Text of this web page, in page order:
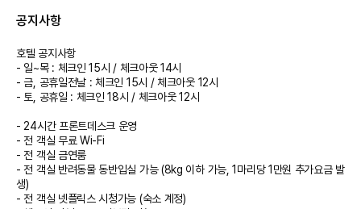
공지사항
호텔 공지사항
- 일~목 : 체크인 15시 / 체크아웃 14시
- 금, 공휴일전날 : 체크인 15시 / 체크아웃 12시
- 토, 공휴일 : 체크인 18시 / 체크아웃 12시
- 24시간 프론트데스크 운영
- 전 객실 무료 Wi-Fi
- 전 객실 금연룸
- 전 객실 반려동물 동반입실 가능 (8kg 이하 가능, 1마리당 1만원 추가요금 발
생)
- 전 객실 넷플릭스 시청가능 (숙소 계정)